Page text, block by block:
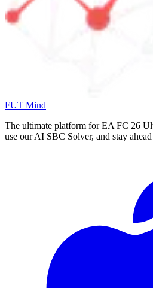
FUT Mind
The ultimate platform for EA FC 26
use our AI SBC Solver, and stay